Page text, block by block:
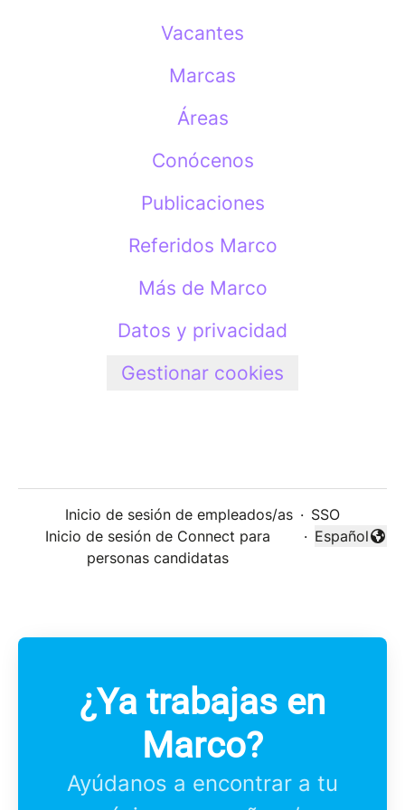
Vacantes
Marcas
Áreas
Conócenos
Publicaciones
Referidos Marco
Más de Marco
Datos y privacidad
Gestionar cookies
Inicio de sesión de empleados/as · SSO
Inicio de sesión de Connect para
personas candidatas
·
Cambiar
Español
¿Ya trabajas en
Marco?
Ayúdanos a encontrar a tu